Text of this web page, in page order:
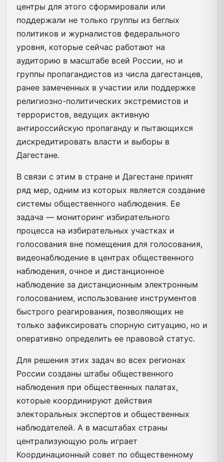
центры для этого сформировали или
поддержали не только группы из беглых
политиков и журналистов федерального
уровня, которые сейчас работают на
аудиторию в масштабе всей России, но и
группы пропагандистов из числа дагестанцев,
ранее замеченных в участии или поддержке
религиозно-политических экстремистов и
террористов, ведущих активную
антироссийскую пропаганду и пытающихся
дискредитировать власти и выборы в
Дагестане.
В связи с этим в стране и Дагестане принят
ряд мер, одним из которых является создание
системы общественного наблюдения. Ее
задача — мониторинг избирательного
процесса на избирательных участках и
голосования вне помещения для голосования,
видеонаблюдение в центрах общественного
наблюдения, очное и дистанционное
наблюдение за дистанционным электронным
голосованием, использование инструментов
быстрого реагирования, позволяющих не
только зафиксировать спорную ситуацию, но и
оперативно определить ее правовой статус.
Для решения этих задач во всех регионах
России созданы штабы общественного
наблюдения при общественных палатах,
которые координируют действия
электоральных экспертов и общественных
наблюдателей. А в масштабах страны
централизующую роль играет
Координационный совет по общественному